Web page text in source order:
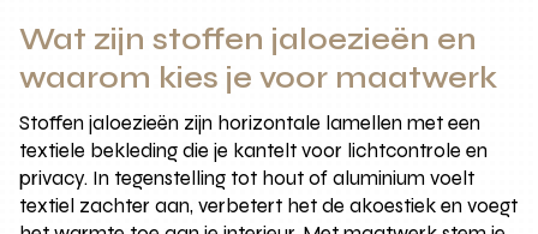
Wat zijn stoffen jaloezieën en
waarom kies je voor maatwerk
Stoffen jaloezieën zijn horizontale lamellen met een
textiele bekleding die je kantelt voor lichtcontrole en
privacy. In tegenstelling tot hout of aluminium voelt
textiel zachter aan, verbetert het de akoestiek en voegt